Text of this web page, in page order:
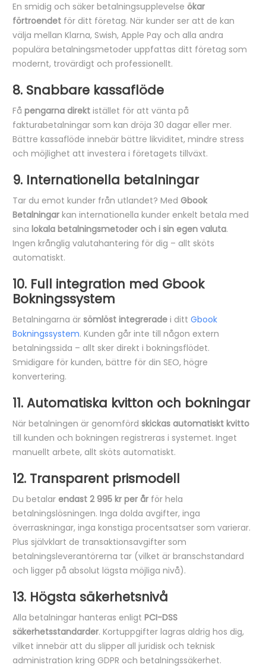
En smidig och säker betalningsupplevelse ökar
förtroendet för ditt företag. När kunder ser att de kan
välja mellan Klarna, Swish, Apple Pay och alla andra
populära betalningsmetoder uppfattas ditt företag som
modernt, trovärdigt och professionellt.
8. Snabbare kassaflöde
Få pengarna direkt istället för att vänta på
fakturabetalningar som kan dröja 30 dagar eller mer.
Bättre kassaflöde innebär bättre likviditet, mindre stress
och möjlighet att investera i företagets tillväxt.
9. Internationella betalningar
Tar du emot kunder från utlandet? Med Gbook
Betalningar kan internationella kunder enkelt betala med
sina lokala betalningsmetoder och i sin egen valuta.
Ingen krånglig valutahantering för dig – allt sköts
automatiskt.
10. Full integration med Gbook
Bokningssystem
Betalningarna är sömlöst integrerade i ditt Gbook
Bokningssystem. Kunden går inte till någon extern
betalningssida – allt sker direkt i bokningsflödet.
Smidigare för kunden, bättre för din SEO, högre
konvertering.
11. Automatiska kvitton och bokningar
När betalningen är genomförd skickas automatiskt kvitto
till kunden och bokningen registreras i systemet. Inget
manuellt arbete, allt sköts automatiskt.
12. Transparent prismodell
Du betalar endast 2 995 kr per år för hela
betalningslösningen. Inga dolda avgifter, inga
överraskningar, inga konstiga procentsatser som varierar.
Plus självklart de transaktionsavgifter som
betalningsleverantörerna tar (vilket är branschstandard
och ligger på absolut lägsta möjliga nivå).
13. Högsta säkerhetsnivå
Alla betalningar hanteras enligt PCI-DSS
säkerhetsstandarder. Kortuppgifter lagras aldrig hos dig,
vilket innebär att du slipper all juridisk och teknisk
administration kring GDPR och betalningssäkerhet.